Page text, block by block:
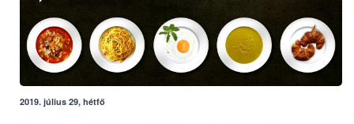
2019. július 29, hétfő